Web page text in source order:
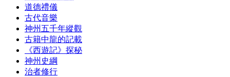
道德禮儀
古代音樂
神州五千年縱觀
古籍中龍的記載
《西遊記》探秘
神州史綱
治者修行